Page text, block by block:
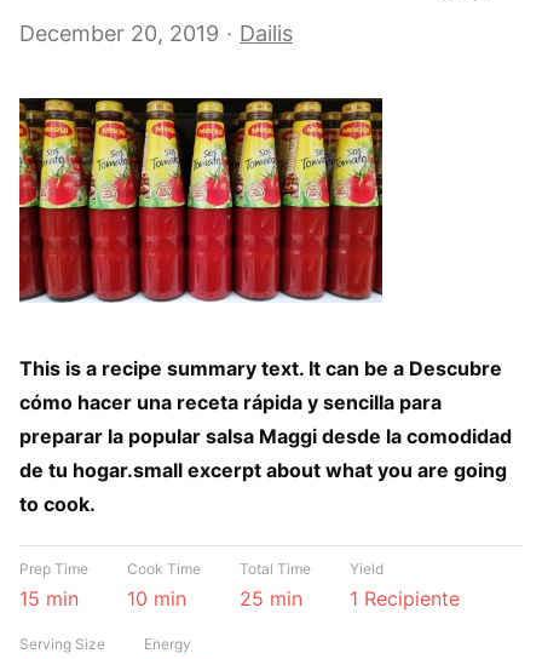
December 20, 2019 Dailis
This is a recipe summary text. It can be a Descubre
cómo hacer una receta rápida y sencilla para
preparar la popular salsa Maggi desde la comodidad
de tu hogar.small excerpt about what you are going
to cook.
Prep Time
15 min
Cook Time
10 min
Total Time
25 min
Yield
1 Recipiente
Serving Size Energy